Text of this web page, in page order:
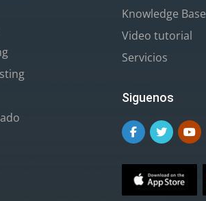
Knowledge Base
Video tutorial
Servicios
Siguenos